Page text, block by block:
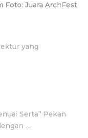
Foto: Juara ArchFest
yang
Serta” Pekan
…